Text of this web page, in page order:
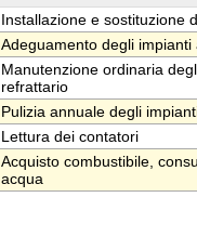
Installazione e sostituzione
Adeguamento degli
Manutenzione ordinaria
refrattario
Pulizia annuale degli
Lettura dei contatori
Acquisto combustibile,
acqua